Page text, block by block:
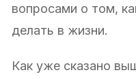
вопросами о том,
делать в жизни.
Как уже сказано